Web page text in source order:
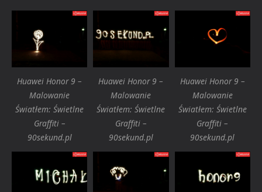
Huawei Honor 9 –
Malowanie
Światłem: Świetlne
Graffiti –
90sekund.pl
Huawei Honor 9 –
Malowanie
Światłem: Świetlne
Graffiti –
90sekund.pl
Huawei Honor 9 –
Malowanie
Światłem: Świetlne
Graffiti –
90sekund.pl